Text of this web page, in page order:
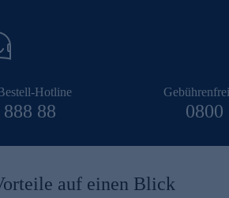
Hotline
88 0800
auf einen Blick